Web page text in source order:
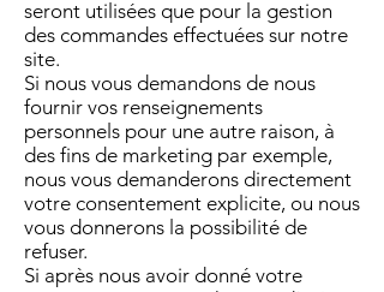
seront utilisées que pour la gestion
des commandes effectuées sur notre
site.
Si nous vous demandons de nous
fournir vos renseignements
personnels pour une autre raison, à
des fins de marketing par exemple,
nous vous demanderons directement
votre consentement explicite, ou nous
vous donnerons la possibilité de
refuser.
Si après nous avoir donné votre